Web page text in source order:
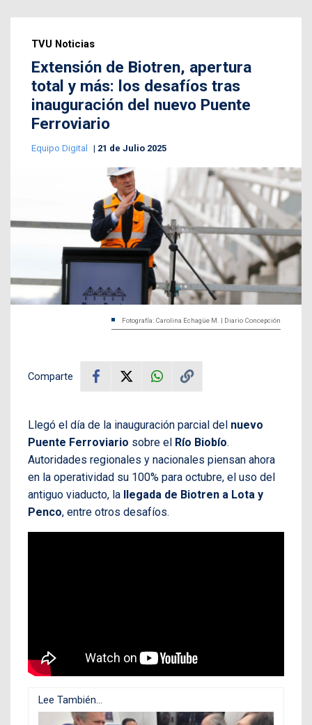
TVU Noticias
Extensión de Biotren, apertura
total y más: los desafíos tras
inauguración del nuevo Puente
Ferroviario
Equipo Digital 21 de Julio 2025
Fotografía: Carolina Echagüe M. | Diario Concepción
Comparte
Llegó el día de la inauguración parcial del nuevo
Puente Ferroviario sobre el Río Biobío.
Autoridades regionales y nacionales piensan ahora
en la operatividad su 100% para octubre, el uso del
antiguo viaducto, la llegada de Biotren a Lota y
Penco, entre otros desafíos.
Lee También...